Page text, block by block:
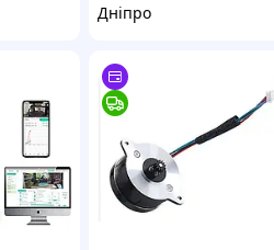
Дніпро